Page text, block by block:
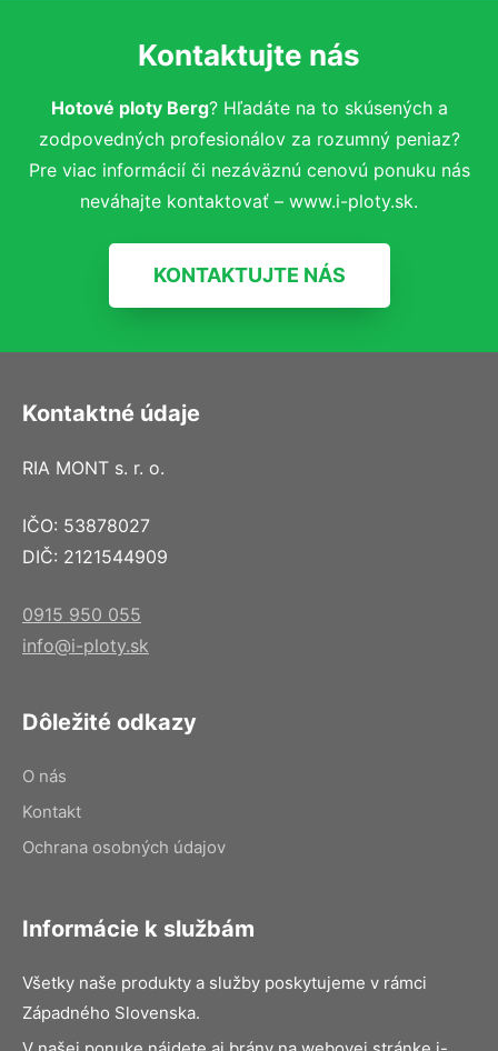
Kontaktujte nás
Hotové ploty Berg? Hľadáte na to skúsených a
zodpovedných profesionálov za rozumný peniaz?
Pre viac informácií či nezáväznú cenovú ponuku nás
neváhajte kontaktovať – www.i-ploty.sk.
KONTAKTUJTE NÁS
Kontaktné údaje
RIA MONT s. r. o.
IČO: 53878027
DIČ: 2121544909
0915 950 055
info@i-ploty.sk
Dôležité odkazy
O nás
Kontakt
Ochrana osobných údajov
Informácie k službám
Všetky naše produkty a služby poskytujeme v rámci
Západného Slovenska.